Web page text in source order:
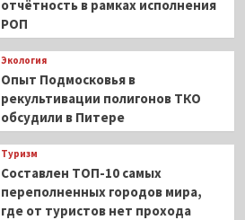
отчётность в рамках исполнения
РОП
Экология
Опыт Подмосковья в
рекультивации полигонов ТКО
обсудили в Питере
Туризм
Составлен ТОП-10 самых
переполненных городов мира,
где от туристов нет прохода